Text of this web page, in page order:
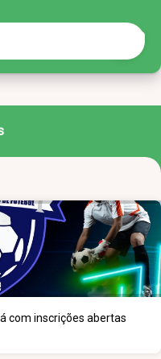
com inscrições abertas